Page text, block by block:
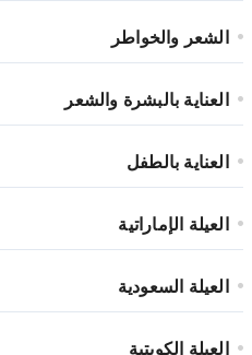
الشعر والخواطر
العناية بالبشرة والشعر
العناية بالطفل
العيلة الإماراتية
العيلة السعودية
العيلة الكويتية